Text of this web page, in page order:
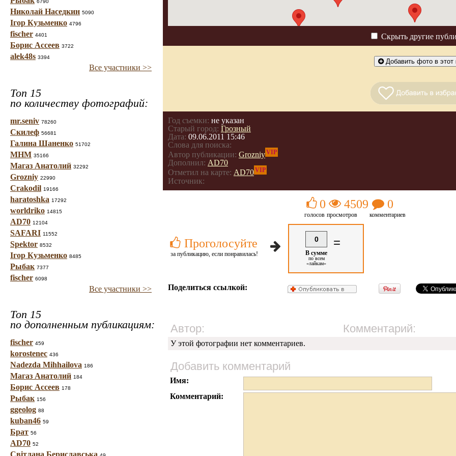
6790
Николай Наседкин 5090
Ігор Кузьменко 4796
fischer 4401
Борис Ассеев 3722
alek48s 3394
Все участники >>
Топ 15
по количеству фотографий:
mr.seniv 78260
Скилеф 56681
Галина Шаненко 51702
МНМ 35166
Магаз Анатолий 32292
Grozniy 22990
Crakodil 19166
haratoshka 17292
worldriko 14815
AD70 12104
SAFARI 11552
Spektor 8532
Ігор Кузьменко 8485
Рыбак 7377
fischer 6098
Все участники >>
Топ 15
по дополненным публикациям:
fischer 459
korostenec 436
Nadezda Mihhailova 186
Магаз Анатолий 184
Борис Ассеев 178
Рыбак 156
ggeolog 88
kuban46 59
Брат 56
AD70 52
Світлана Бериславська
Скрыть другие
Добавить фото в этот
Год съемки: не указан
Старый город: Грозный
Дата: 09.06.2011 15:46
Слова для поиска:
Автор публикации: GrozniyVIP
Дополнил: AD70
Отметил на карте: AD70VIP
Источник:
Проголосуйте
за публикацию, если понравилась!
0
голосов
4509
просмотров
0
комментариев
0
В сумме
по всем
«лайкам»
=
Поделиться ссылкой:
Автор: Комментарий:
У этой фотографии нет комментариев.
Добавить комментарий
Имя:
Комментарий: